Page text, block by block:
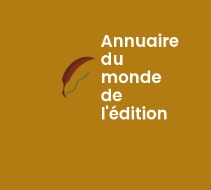
Skip
to
Content
Annuaire
du
monde
de
l'édition